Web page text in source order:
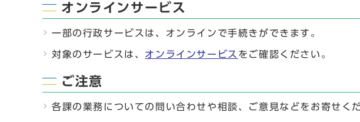
オンラインサービス
一部の行政サービスは、オンラインで手続きができます。
対象のサービスは、 オンラインサービス をご確認ください。
ご注意
各課の業務についての問い合わせや相談、ご意見などをお寄せく